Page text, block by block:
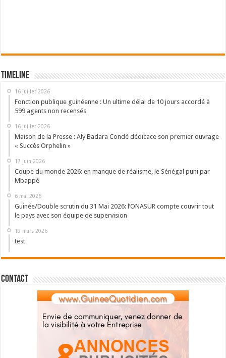
Timeline
16 juillet 2026
Fonction publique guinéenne : Un ultime délai de 10 jours accordé à
599 agents non recensés
16 juillet 2026
Maison de la Presse : Aly Badara Condé dédicace son premier ouvrage
« Succès Orphelin »
17 juin 2026
Coupe du monde 2026: en manque de réalisme, le Sénégal puni par
Mbappé
6 mai 2026
Guinée/Double scrutin du 31 Mai 2026: l’ONASUR compte couvrir tout
le pays avec son équipe de supervision
19 mars 2026
test
Contact